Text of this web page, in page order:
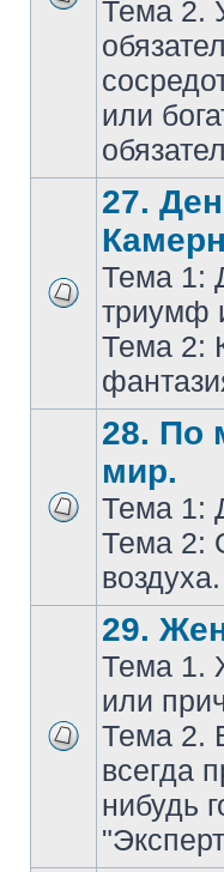
Тема 2.
или
27.
Тема 1:
триумф
Тема 2:
28. По
мир.
Тема 1:
Тема 2:
воздуха.
29.
Тема 1.
или
Тема 2.
всегдa
нибудь